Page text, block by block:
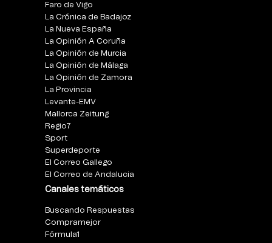
Faro de Vigo
La Crónica de Badajoz
La Nueva España
La Opinión A Coruña
La Opinión de Murcia
La Opinión de Málaga
La Opinión de Zamora
La Provincia
Levante-EMV
Mallorca Zeitung
Regio7
Sport
Superdeporte
El Correo Gallego
El Correo de Andalucia
Canales temáticos
Buscando Respuestas
Compramejor
Fórmula1